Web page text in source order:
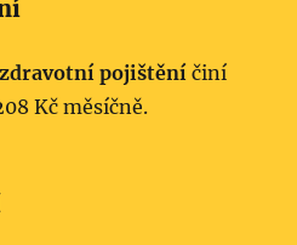
zdravotní pojištění činí
Kč měsíčně.